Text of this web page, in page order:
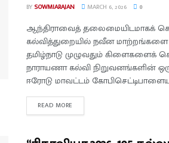
BY SOWMIARAJAN MARCH 6, 2026 0
ஆந்திராவைத் தலைமையிடமாகக்
கல்வித்துறையில் நவீன மாற்றங்களை
தமிழ்நாடு முழுவதும்
நாராயணா கல்வி நிறுவனங்களின்
ஈரோடு மாவட்டம்
READ MORE